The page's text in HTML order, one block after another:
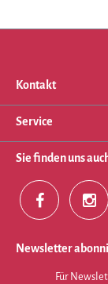
Kontakt
Service
Sie finden uns
Newsletter
Für